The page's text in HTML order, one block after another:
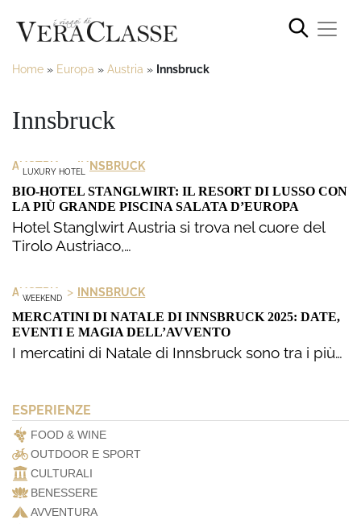
Home » Europa » Austria » Innsbruck
Innsbruck
LUXURY HOTEL
AUSTRIA > INNSBRUCK
BIO-HOTEL STANGLWIRT: IL RESORT DI LUSSO CON
LA PIÙ GRANDE PISCINA SALATA D’EUROPA
Hotel Stanglwirt Austria si trova nel cuore del
Tirolo Austriaco,…
WEEKEND
AUSTRIA > INNSBRUCK
MERCATINI DI NATALE DI INNSBRUCK 2025: DATE,
EVENTI E MAGIA DELL’AVVENTO
I mercatini di Natale di Innsbruck sono tra i più…
ESPERIENZE
FOOD & WINE
OUTDOOR E SPORT
CULTURALI
BENESSERE
AVVENTURA